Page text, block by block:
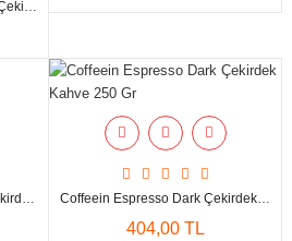
By Tüfekçi Espresso Horeca Çekirdek Kahve Yüksek Çekirdek Kalitesi 17/18 Elek Medium Roast 1000 Gr
Coffeein Espresso Cream Çekirdek Kahve 250 Gr Coffeein Espresso Dark Çekirdek Kahve 250 Gr
404,00 TL